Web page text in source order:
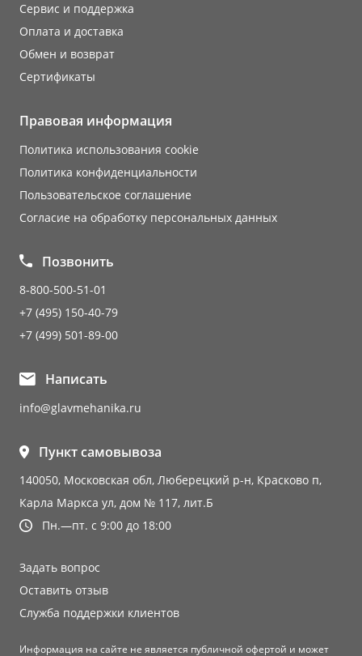
Сервис и поддержка
Оплата и доставка
Обмен и возврат
Сертификаты
Правовая информация
Политика использования cookie
Политика конфиденциальности
Пользовательское соглашение
Согласие на обработку персональных данных
Позвонить
8-800-500-51-01
+7 (495) 150-40-79
+7 (499) 501-89-00
Написать
info@glavmehanika.ru
Пункт самовывоза
140050, Московская обл, Люберецкий р-н, Красково п,
Карла Маркса ул, дом № 117, лит.Б
Пн.—пт. с 9:00 до 18:00
Задать вопрос
Оставить отзыв
Служба поддержки клиентов
Информация на сайте не является публичной офертой и может